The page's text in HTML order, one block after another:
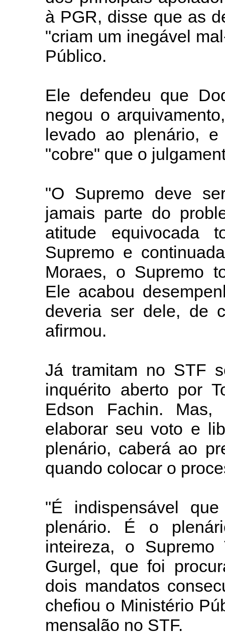
à PGR, disse que as
"criam um inegável
Público.
Ele defendeu que
negou o
levado ao plenário,
"cobre" que o
"O Supremo deve
jamais parte do
atitude equivocada
Supremo e
Moraes, o Supremo
Ele acabou
deveria ser dele, de
afirmou.
Já tramitam no STF
inquérito aberto por
Edson Fachin.
elaborar seu voto e
plenário, caberá ao
quando colocar o
"É indispensável
plenário. É o
inteireza, o Supremo
Gurgel, que foi
dois mandatos
chefiou o Ministério
mensalão no STF.